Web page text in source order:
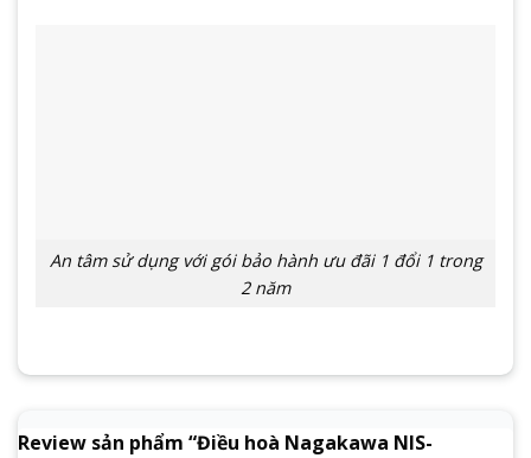
An tâm sử dụng với gói bảo hành ưu đãi 1 đổi 1 trong
2 năm
Review sản phẩm “Điều hoà Nagakawa NIS-